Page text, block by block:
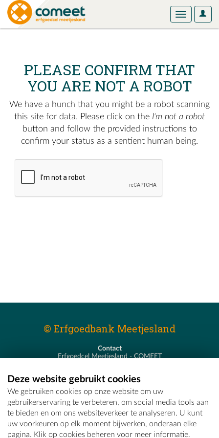
User
Toggle
PLEASE CONFIRM THAT
YOU ARE NOT A ROBOT
We have a hunch that you might be a robot scanning
this site for data. Please click on the I'm not a robot
button and follow the provided instructions to
confirm your status as a sentient human being.
© Erfgoedbank Meetjesland
Contact
Erfgoedcel Meetjesland - COMEET
T - 09 373 75 96
E -erfgoedcel@comeet.be
Deze website gebruikt cookies
We gebruiken cookies op onze website om uw
gebruikerservaring te verbeteren, om social media tools aan
te bieden en om ons websiteverkeer te analyseren. U kunt
uw voorkeuren op elk moment bijwerken, onderaan elke
pagina. Klik op cookies beheren voor meer informatie.